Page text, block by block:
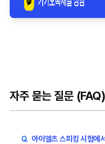
자주 묻는 질문 (FAQ)
Q. 아이엘츠 스피킹 시험에